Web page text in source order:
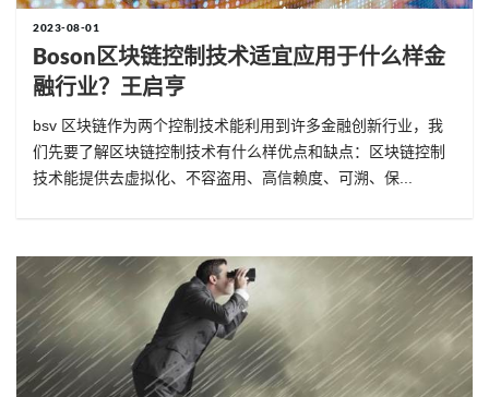
2023-08-01
Boson区块链控制技术适宜应用于什么样金
融行业？王启亨
bsv 区块链作为两个控制技术能利用到许多金融创新行业，我
们先要了解区块链控制技术有什么样优点和缺点：区块链控制
技术能提供去虚拟化、不容盗用、高信赖度、可溯、保...